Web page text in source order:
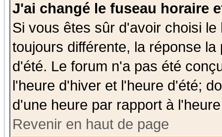
J'ai changé le fuseau horaire
Si vous êtes sûr d'avoir choisi
toujours différente, la réponse
d'été. Le forum n'a pas été
l'heure d'hiver et l'heure d'été;
d'une heure par rapport à
Revenir en haut de page